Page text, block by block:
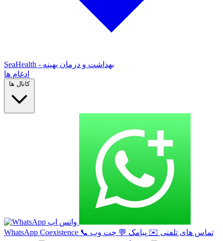
SeaHealth - بهداشت و درمان بهینه
ادغام ها
کانال ها
واتس اپ
WhatsApp Coexistence 📞 تماس های تلفنی ✉️ پیامک 💬 چت وب